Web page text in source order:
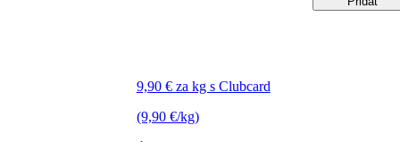
9,90 € za kg s Clubcard
(9,90 €/kg)